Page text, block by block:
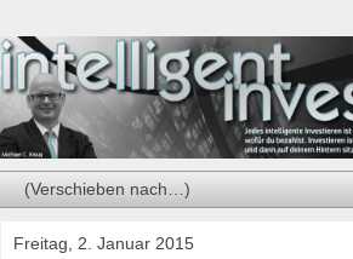
Freitag, 2. Januar 2015